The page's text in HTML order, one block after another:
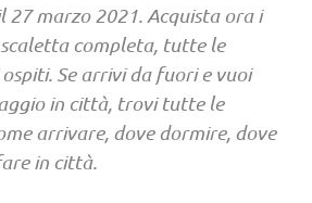
27 marzo 2021. Acquista ora i
completa, tutte le
Se arrivi da fuori e vuoi
in città, trovi tutte le
arrivare, dove dormire, dove
in città.